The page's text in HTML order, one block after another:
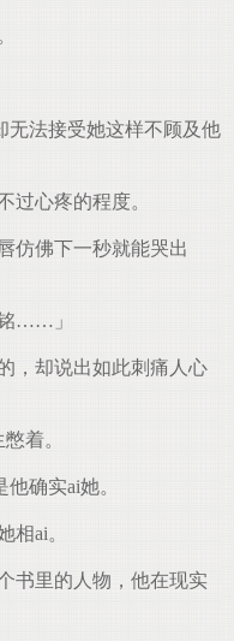
法接受她这样不顾及他
心疼的程度。
仿佛下一秒就能哭出
……」
，却说出如此刺痛人心
着。
确实ai她。
ai。
书里的人物，他在现实